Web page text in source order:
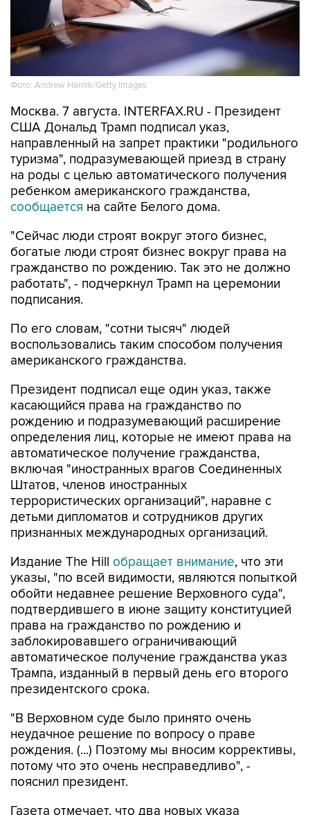
Фото: Andrew Harnik/Getty Images
Москва. 7 августа. INTERFAX.RU - Президент
США Дональд Трамп подписал указ,
направленный на запрет практики "родильного
туризма", подразумевающей приезд в страну
на роды с целью автоматического получения
ребенком американского гражданства,
сообщается на сайте Белого дома.
"Сейчас люди строят вокруг этого бизнес,
богатые люди строят бизнес вокруг права на
гражданство по рождению. Так это не должно
работать", - подчеркнул Трамп на церемонии
подписания.
По его словам, "сотни тысяч" людей
воспользовались таким способом получения
американского гражданства.
Президент подписал еще один указ, также
касающийся права на гражданство по
рождению и подразумевающий расширение
определения лиц, которые не имеют права на
автоматическое получение гражданства,
включая "иностранных врагов Соединенных
Штатов, членов иностранных
террористических организаций", наравне с
детьми дипломатов и сотрудников других
признанных международных организаций.
Издание The Hill обращает внимание, что эти
указы, "по всей видимости, являются попыткой
обойти недавнее решение Верховного суда",
подтвердившего в июне защиту конституцией
права на гражданство по рождению и
заблокировавшего ограничивающий
автоматическое получение гражданства указ
Трампа, изданный в первый день его второго
президентского срока.
"В Верховном суде было принято очень
неудачное решение по вопросу о праве
рождения. (...) Поэтому мы вносим коррективы,
потому что это очень несправедливо", -
пояснил президент.
Газета отмечает, что два новых указа